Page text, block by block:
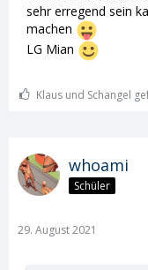
sehr erregend sein
machen
LG Mian
Klaus und Schangel
whoami
Schüler
29. August 2021